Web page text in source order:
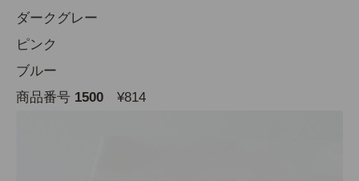
ダークグレー
ピンク
ブルー
商品番号 1500 ¥814